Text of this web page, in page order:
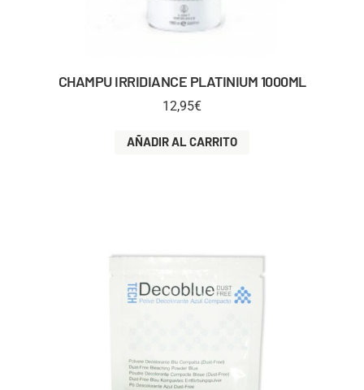
CHAMPU IRRIDIANCE PLATINIUM 1000ML
12,95€
AÑADIR AL CARRITO